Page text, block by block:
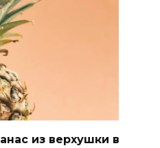
из верхушки в